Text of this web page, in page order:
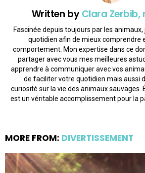
Written byClara
Fascinée depuis toujours par les
quotidien afin de mieux comprendre
comportement. Mon expertise dans ce
partager avec vous mes meilleures
apprendre à communiquer avec vos
de faciliter votre quotidien mais aussi
curiosité sur la vie des animaux sauvages.
est un véritable accomplissement pour la
MORE FROM: DIVERTISSEMENT